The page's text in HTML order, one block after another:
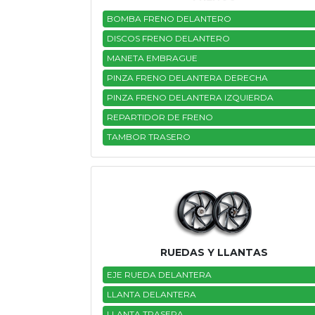
BOMBA FRENO DELANTERO
DISCOS FRENO DELANTERO
MANETA EMBRAGUE
PINZA FRENO DELANTERA DERECHA
PINZA FRENO DELANTERA IZQUIERDA
REPARTIDOR DE FRENO
TAMBOR TRASERO
RUEDAS Y LLANTAS
EJE RUEDA DELANTERA
LLANTA DELANTERA